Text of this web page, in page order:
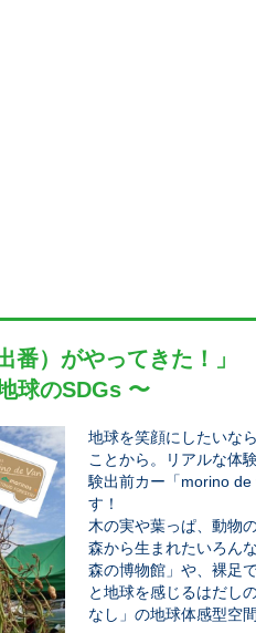
番）がやってきた！」
球のSDGs 〜
地球を笑顔にしたいな
ことから。リアルな体
験出前カー「morino de
す！
木の実や葉っぱ、動物
森から生まれたいろん
森の博物館」や、裸足
と地球を感じるはだし
なし」の地球体感型空間